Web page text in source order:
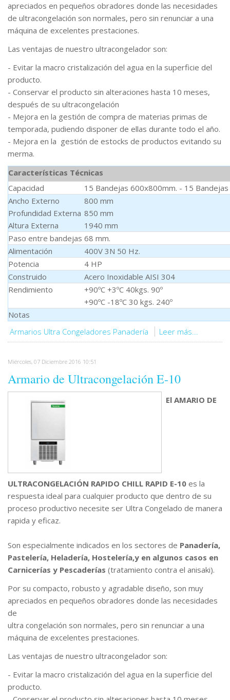
apreciados en pequeños obradores donde las necesidades
de ultracongelación son normales, pero sin renunciar a una
máquina de excelentes prestaciones.
Las ventajas de nuestro ultracongelador son:
- Evitar la macro cristalización del agua en la superficie del
producto.
- Conservar el producto sin alteraciones hasta 10 meses,
después de su ultracongelación
- Mejora en la gestión de compra de materias primas de
temporada, pudiendo disponer de ellas durante todo el año.
- Mejora en la gestión de estocks de productos evitando su
merma.
Características Técnicas
Capacidad
15 Bandejas 600x800mm. - 15
Ancho Externo
Profundidad Externa
Altura Externa
800 mm
850 mm
1940 mm
Paso entre bandejas 68 mm.
Alimentación
400V 3N 50 Hz.
Potencia
4 HP
Construido
Acero Inoxidable AISI 304
Rendimiento
+90ºC +3ºC 40kgs. 90º
+90ºC -18ºC 30 kgs. 240º
Notas
Armarios Ultra Congeladores Panadería
Leer más...
Miércoles, 07 Diciembre 2016 10:51
Armario de Ultracongelación E-10
El AMARIO DE
ULTRACONGELACIÓN RAPIDO CHILL RAPID E-10 es la
respuesta ideal para cualquier producto que dentro de su
proceso productivo necesite ser Ultra Congelado de manera
rapida y eficaz.
Son especialmente indicados en los sectores de Panadería,
Pastelería, Heladería, Hostelería,y en algunos casos en
Carnicerías y Pescaderías (tratamiento contra el anisaki).
Por su compacto, robusto y agradable diseño, son muy
apreciados en pequeños obradores donde las necesidades
de
ultra congelación son normales, pero sin renunciar a una
máquina de excelentes prestaciones.
Las ventajas de nuestro ultracongelador son:
- Evitar la macro cristalización del agua en la superficie del
producto.